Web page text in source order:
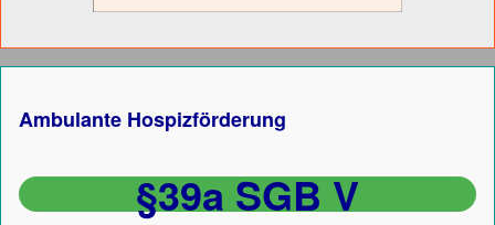
Ambulante Hospizförderung
§39a SGB V